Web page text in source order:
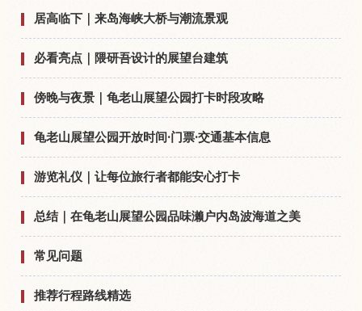
居高临下｜来岛海峡大桥与潮流景观
必看亮点｜隈研吾设计的展望台建筑
傍晚与夜景｜龟老山展望公园打卡时段攻略
龟老山展望公园开放时间·门票·交通基本信息
游览礼仪｜让每位旅行者都能安心打卡
总结｜在龟老山展望公园品味濑户内岛波海道之美
常见问题
推荐行程路线精选